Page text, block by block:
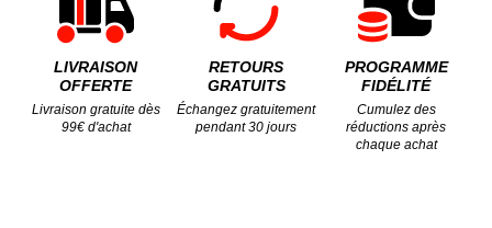
LIVRAISON
OFFERTE
Livraison gratuite dès
99€ d'achat
RETOURS
GRATUITS
Échangez gratuitement
pendant 30 jours
PROGRAMME
FIDÉLITÉ
Cumulez des
réductions après
chaque achat